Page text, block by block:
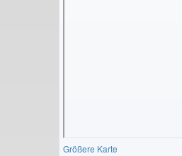
Größere Karte